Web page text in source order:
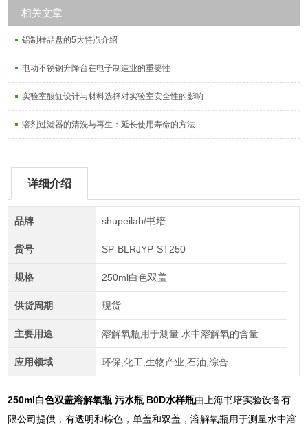
相关文章
铝制样品盘的5大特点介绍
电动不锈钢升降台在电子制造业的重要性
实验室酸缸设计与材料选择对实验室安全性的影响
溶剂过滤器的清洗与再生：延长使用寿命的方法
详细介绍
品牌 shupeilab/书培
货号 SP-BLRJYP-ST250
规格 250ml白色双盖
供货周期 现货
主要用途 溶解氧瓶用于测量 水中溶解氧的含量
应用领域 环保,化工,生物产业,石油,综合
250ml白色双盖溶解氧瓶 污水瓶 B0D水样瓶由上海书培实验设备有
限公司提供，有透明和棕色，单盖和双盖，溶解氧瓶用于测量水中溶